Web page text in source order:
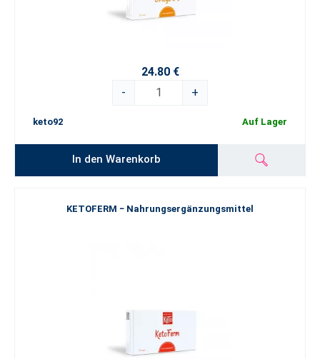
24.80 €
-
+
keto92 Auf Lager
In den Warenkorb
KETOFERM − Nahrungsergänzungsmittel